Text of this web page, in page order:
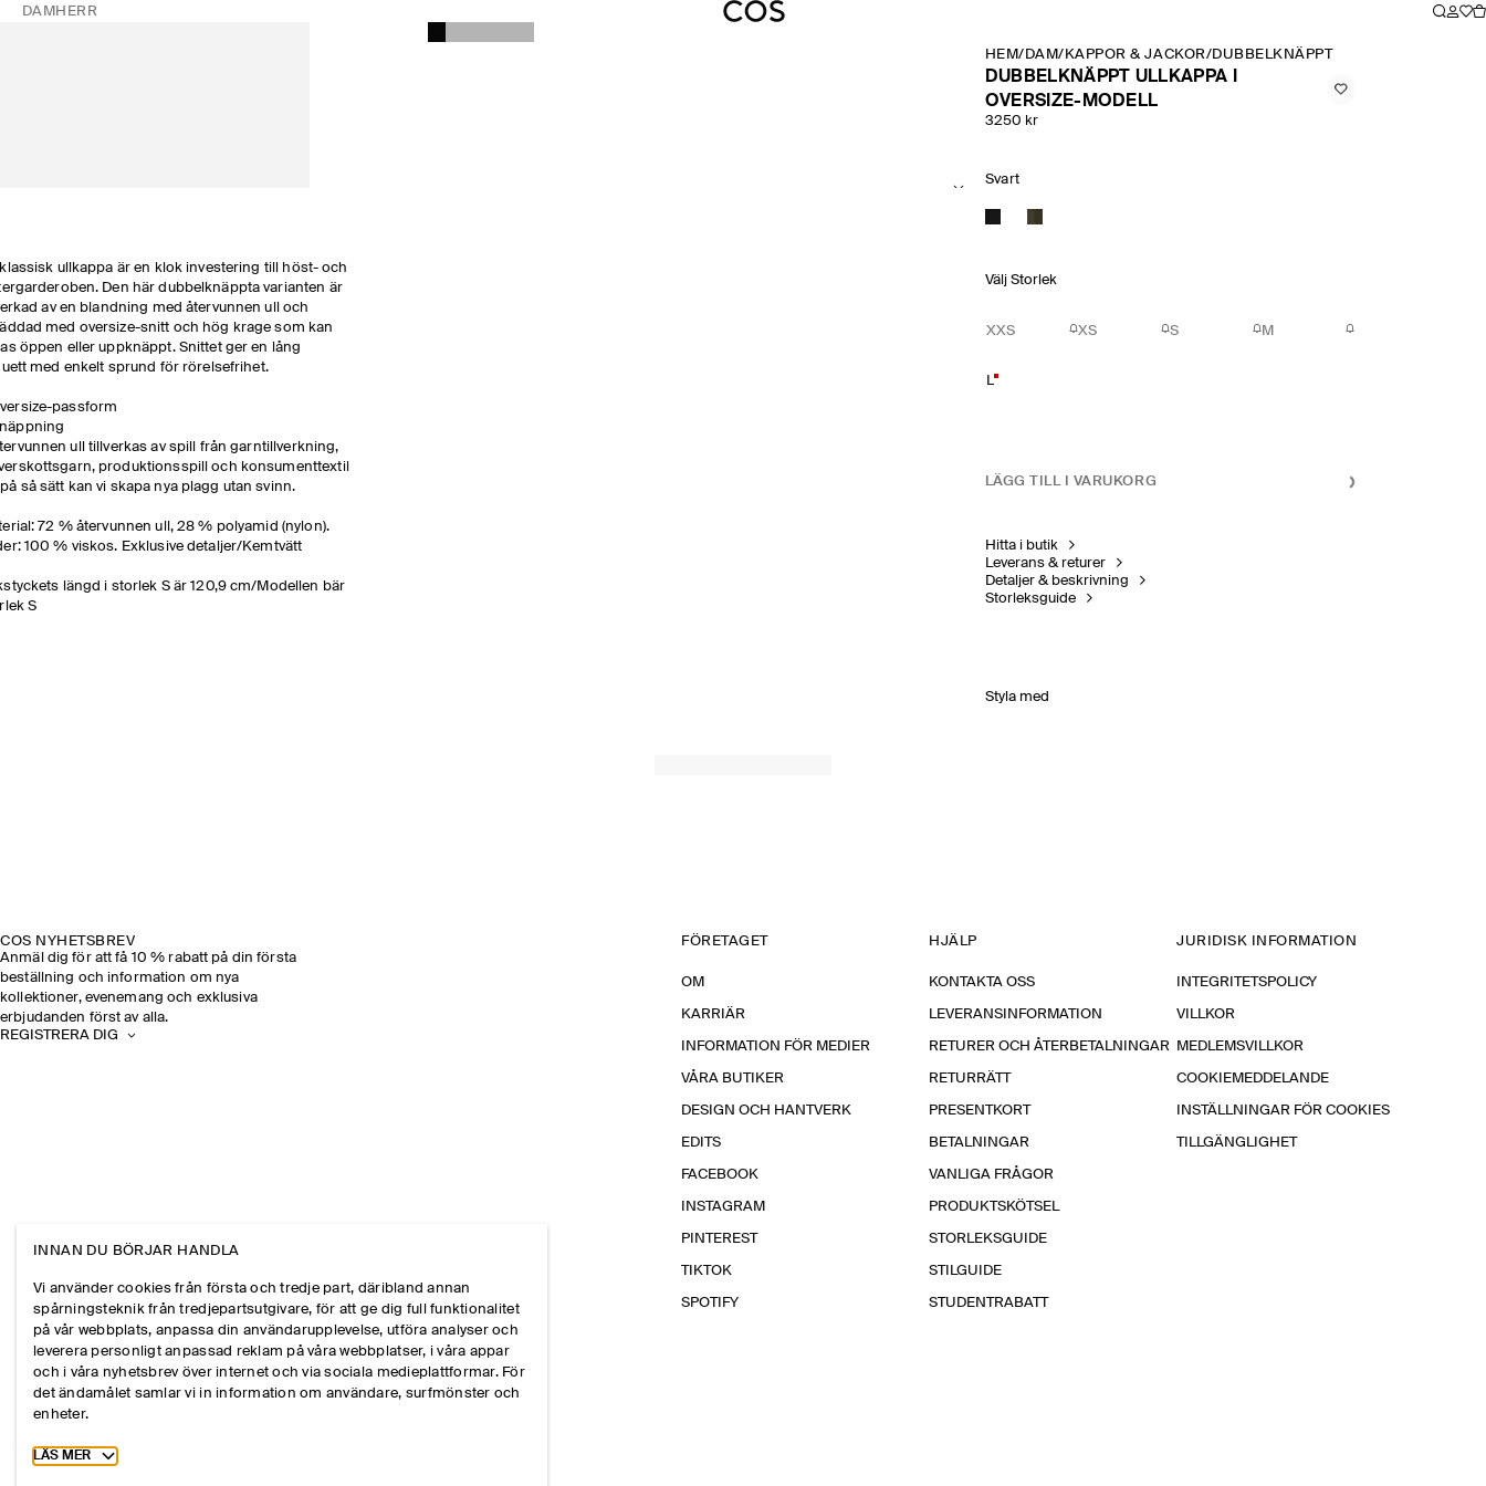
DAM HERR
ullkappa är en klok investering till höst- och
Den här dubbelknäppta varianten är
av en blandning med återvunnen ull och
med oversize-snitt och hög krage som kan
öppen eller uppknäppt. Snittet ger en lång
med enkelt sprund för rörelsefrihet.
passform
ull tillverkas av spill från garntillverkning,
produktionsspill och konsumenttextil
så sätt kan vi skapa nya plagg utan svinn.
72 % återvunnen ull, 28 % polyamid (nylon).
100 % viskos. Exklusive detaljer/Kemtvätt
längd i storlek S är 120,9 cm/Modellen bär
S
HEM/ DAM/ KAPPOR & JACKOR/DUBBELKNÄPPT ULLKAPPA I
DUBBELKNÄPPT ULLKAPPA I
OVERSIZE-MODELL
3250 kr
Svart
Välj Storlek
XXS XS S M
L
LÄGG TILL I VARUKORG
Hitta i butik
Leverans & returer
Detaljer & beskrivning
Storleksguide
Styla med
COS NYHETSBREV
Anmäl dig för att få 10 % rabatt på din första
beställning och information om nya
kollektioner, evenemang och exklusiva
erbjudanden först av alla.
REGISTRERA DIG
FÖRETAGET
OM
KARRIÄR
INFORMATION FÖR MEDIER
VÅRA BUTIKER
DESIGN OCH HANTVERK
EDITS
FACEBOOK
INSTAGRAM
PINTEREST
TIKTOK
SPOTIFY
HJÄLP
KONTAKTA OSS
LEVERANSINFORMATION
RETURER OCH ÅTERBETALNINGAR
RETURRÄTT
PRESENTKORT
BETALNINGAR
VANLIGA FRÅGOR
PRODUKTSKÖTSEL
STORLEKSGUIDE
STILGUIDE
STUDENTRABATT
JURIDISK INFORMATION
INTEGRITETSPOLICY
VILLKOR
MEDLEMSVILLKOR
COOKIEMEDDELANDE
INSTÄLLNINGAR FÖR COOKIES
TILLGÄNGLIGHET
INNAN DU BÖRJAR HANDLA
Vi använder cookies från första och tredje part, däribland annan
spårningsteknik från tredjepartsutgivare, för att ge dig full funktionalitet
på vår webbplats, anpassa din användarupplevelse, utföra analyser och
leverera personligt anpassad reklam på våra webbplatser, i våra appar
och i våra nyhetsbrev över internet och via sociala medieplattformar. För
det ändamålet samlar vi in information om användare, surfmönster och
enheter.
Toggle more cookie information
LÄS MER